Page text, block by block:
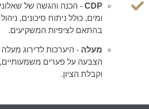
CDP
-
ומים, כולל ניתוח סיכונים,
בהתאם לציפיות המשקיעים.
מעלה- היערכות לדירוג מעלה
הצבעה על פערים משמעותיים,
וקבלת הציון.